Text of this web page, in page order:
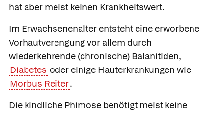
hat aber meist keinen Krankheitswert.
Im Erwachsenenalter entsteht eine erworbene
Vorhautverengung vor allem durch
wiederkehrende (chronische) Balanitiden,
Diabetes oder einige Hauterkrankungen wie
Morbus Reiter.
Die kindliche Phimose benötigt meist keine